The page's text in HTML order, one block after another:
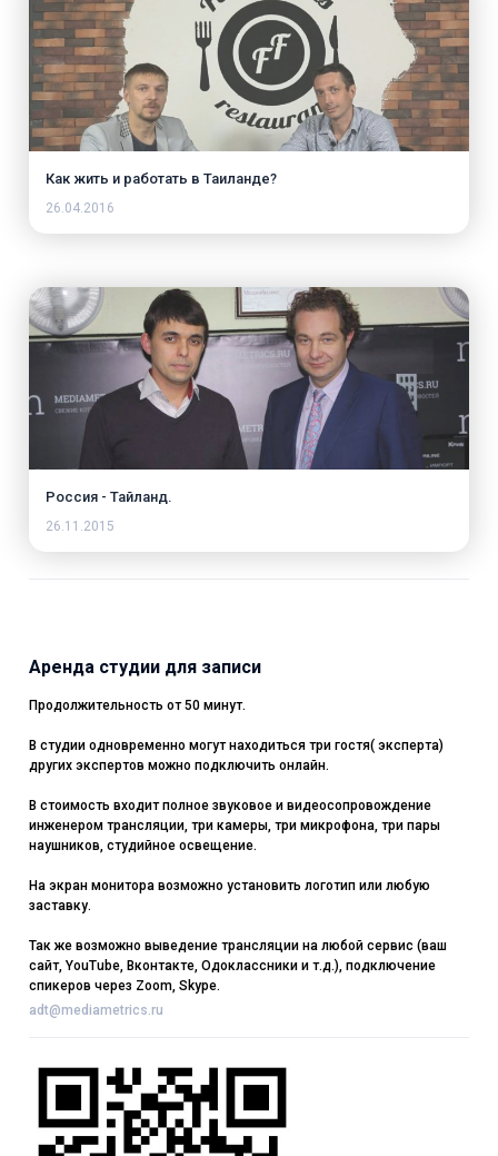
Как жить и работать в Таиланде?
26.04.2016
Россия - Тайланд.
26.11.2015
Аренда студии для записи
Продолжительность от 50 минут.
В студии одновременно могут находиться три гостя( эксперта)
других экспертов можно подключить онлайн.
В стоимость входит полное звуковое и видеосопровождение
инженером трансляции, три камеры, три микрофона, три пары
наушников, студийное освещение.
На экран монитора возможно установить логотип или любую
заставку.
Так же возможно выведение трансляции на любой сервис (ваш
сайт, YouTube, Вконтакте, Одоклассники и т.д.), подключение
спикеров через Zoom, Skype.
adt@mediametrics.ru